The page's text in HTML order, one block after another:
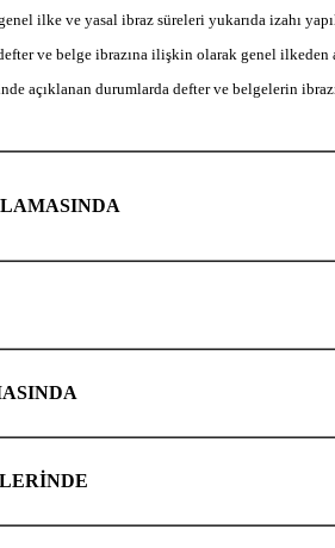
ilke ve yasal ibraz süreleri yukarıda izahı
ve belge ibrazına ilişkin olarak genel
açıklanan durumlarda defter ve belgelerin